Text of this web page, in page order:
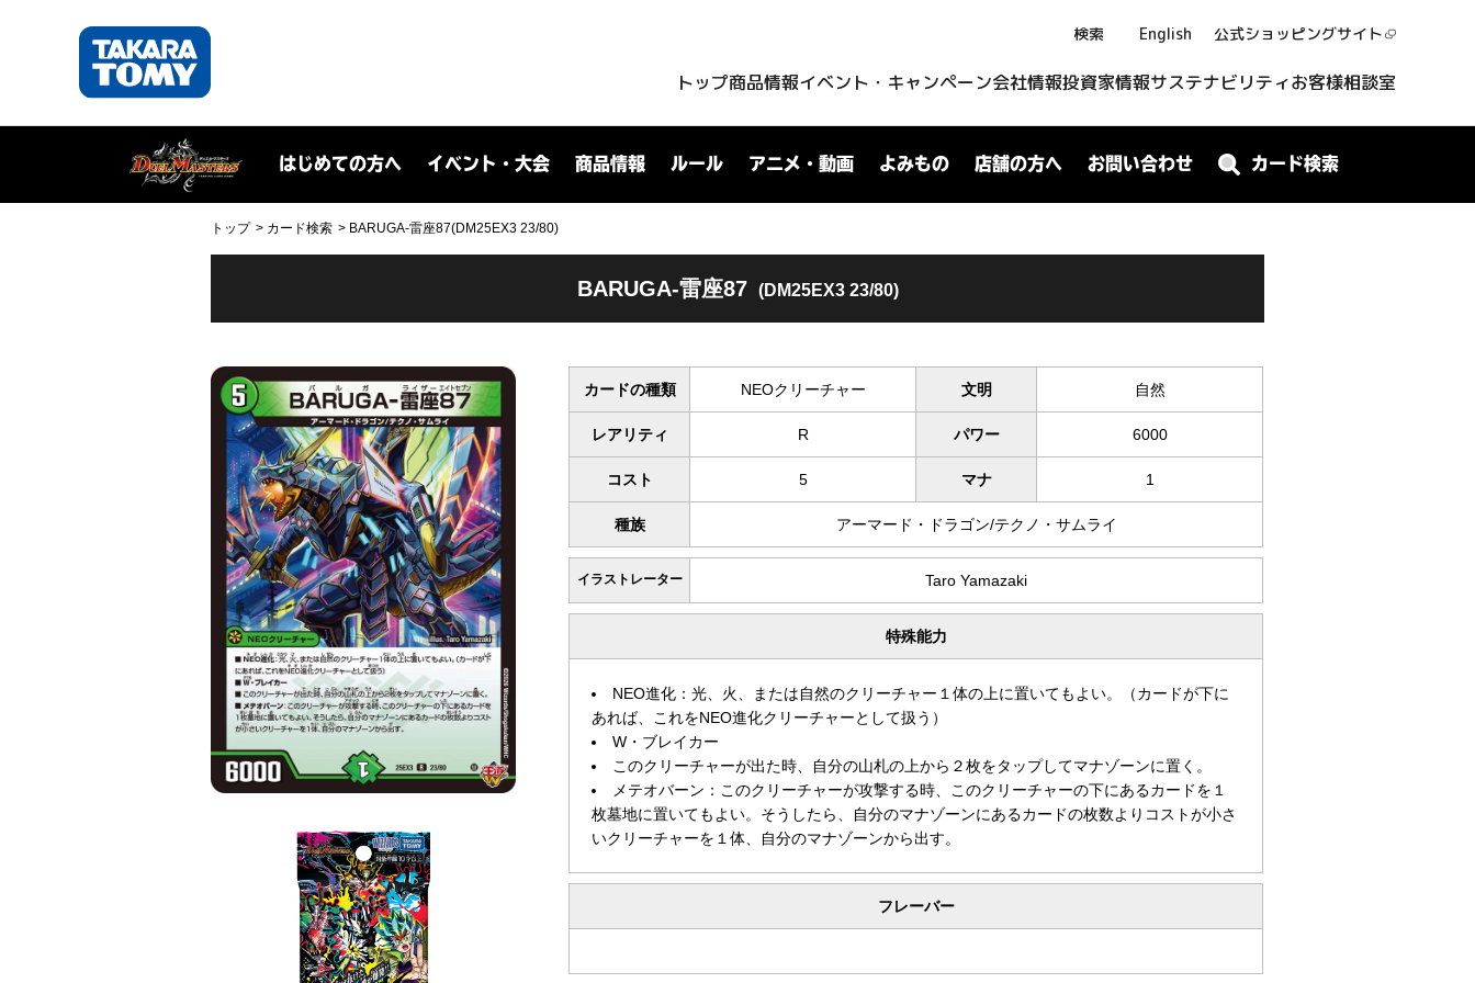
検索 English 公式ショッピングサイト
トップ商品情報イベント・キャンペーン会社情報投資家情報サステナビリティお客様相談室
はじめての方へ イベント・大会 商品情報 ルール アニメ・動画 よみもの 店舗の方へ お問い合わせ カード検索
トップ カード検索 BARUGA-雷座87(DM25EX3 23/80)
BARUGA-雷座87 (DM25EX3 23/80)
カードの種類 NEOクリーチャー 文明 自然
レアリティ R パワー 6000
コスト 5 マナ 1
種族 アーマード・ドラゴン/テクノ・サムライ
イラストレーター Taro Yamazaki
特殊能力
NEO進化：光、火、または自然のクリーチャー１体の上に置いてもよい。（カードが下に
あれば、これをNEO進化クリーチャーとして扱う）
W・ブレイカー
このクリーチャーが出た時、自分の山札の上から２枚をタップしてマナゾーンに置く。
メテオバーン：このクリーチャーが攻撃する時、このクリーチャーの下にあるカードを１
枚墓地に置いてもよい。そうしたら、自分のマナゾーンにあるカードの枚数よりコストが小さ
いクリーチャーを１体、自分のマナゾーンから出す。
フレーバー